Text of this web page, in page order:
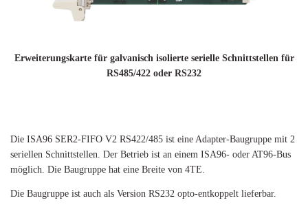
Erweiterungskarte für galvanisch isolierte serielle Schnittstellen für
RS485/422 oder RS232
Die ISA96 SER2-FIFO V2 RS422/485 ist eine Adapter-Baugruppe mit 2
seriellen Schnittstellen. Der Betrieb ist an einem ISA96- oder AT96-Bus
möglich. Die Baugruppe hat eine Breite von 4TE.
Die Baugruppe ist auch als Version RS232 opto-entkoppelt lieferbar.